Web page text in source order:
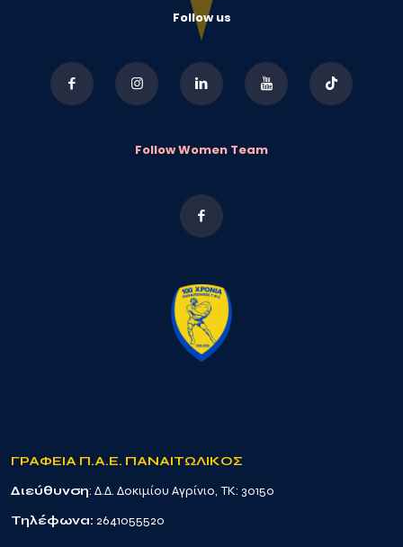
Follow us
Follow Women Team
ΓΡΑΦΕΙΑ Π.Α.Ε. ΠΑΝΑΙΤΩΛΙΚΟΣ
Διεύθυνση: Δ.Δ. Δοκιμίου Αγρίνιο, TK: 30150
Τηλέφωνα: 2641055520